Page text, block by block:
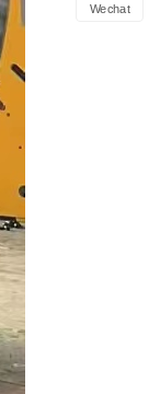
Wechat